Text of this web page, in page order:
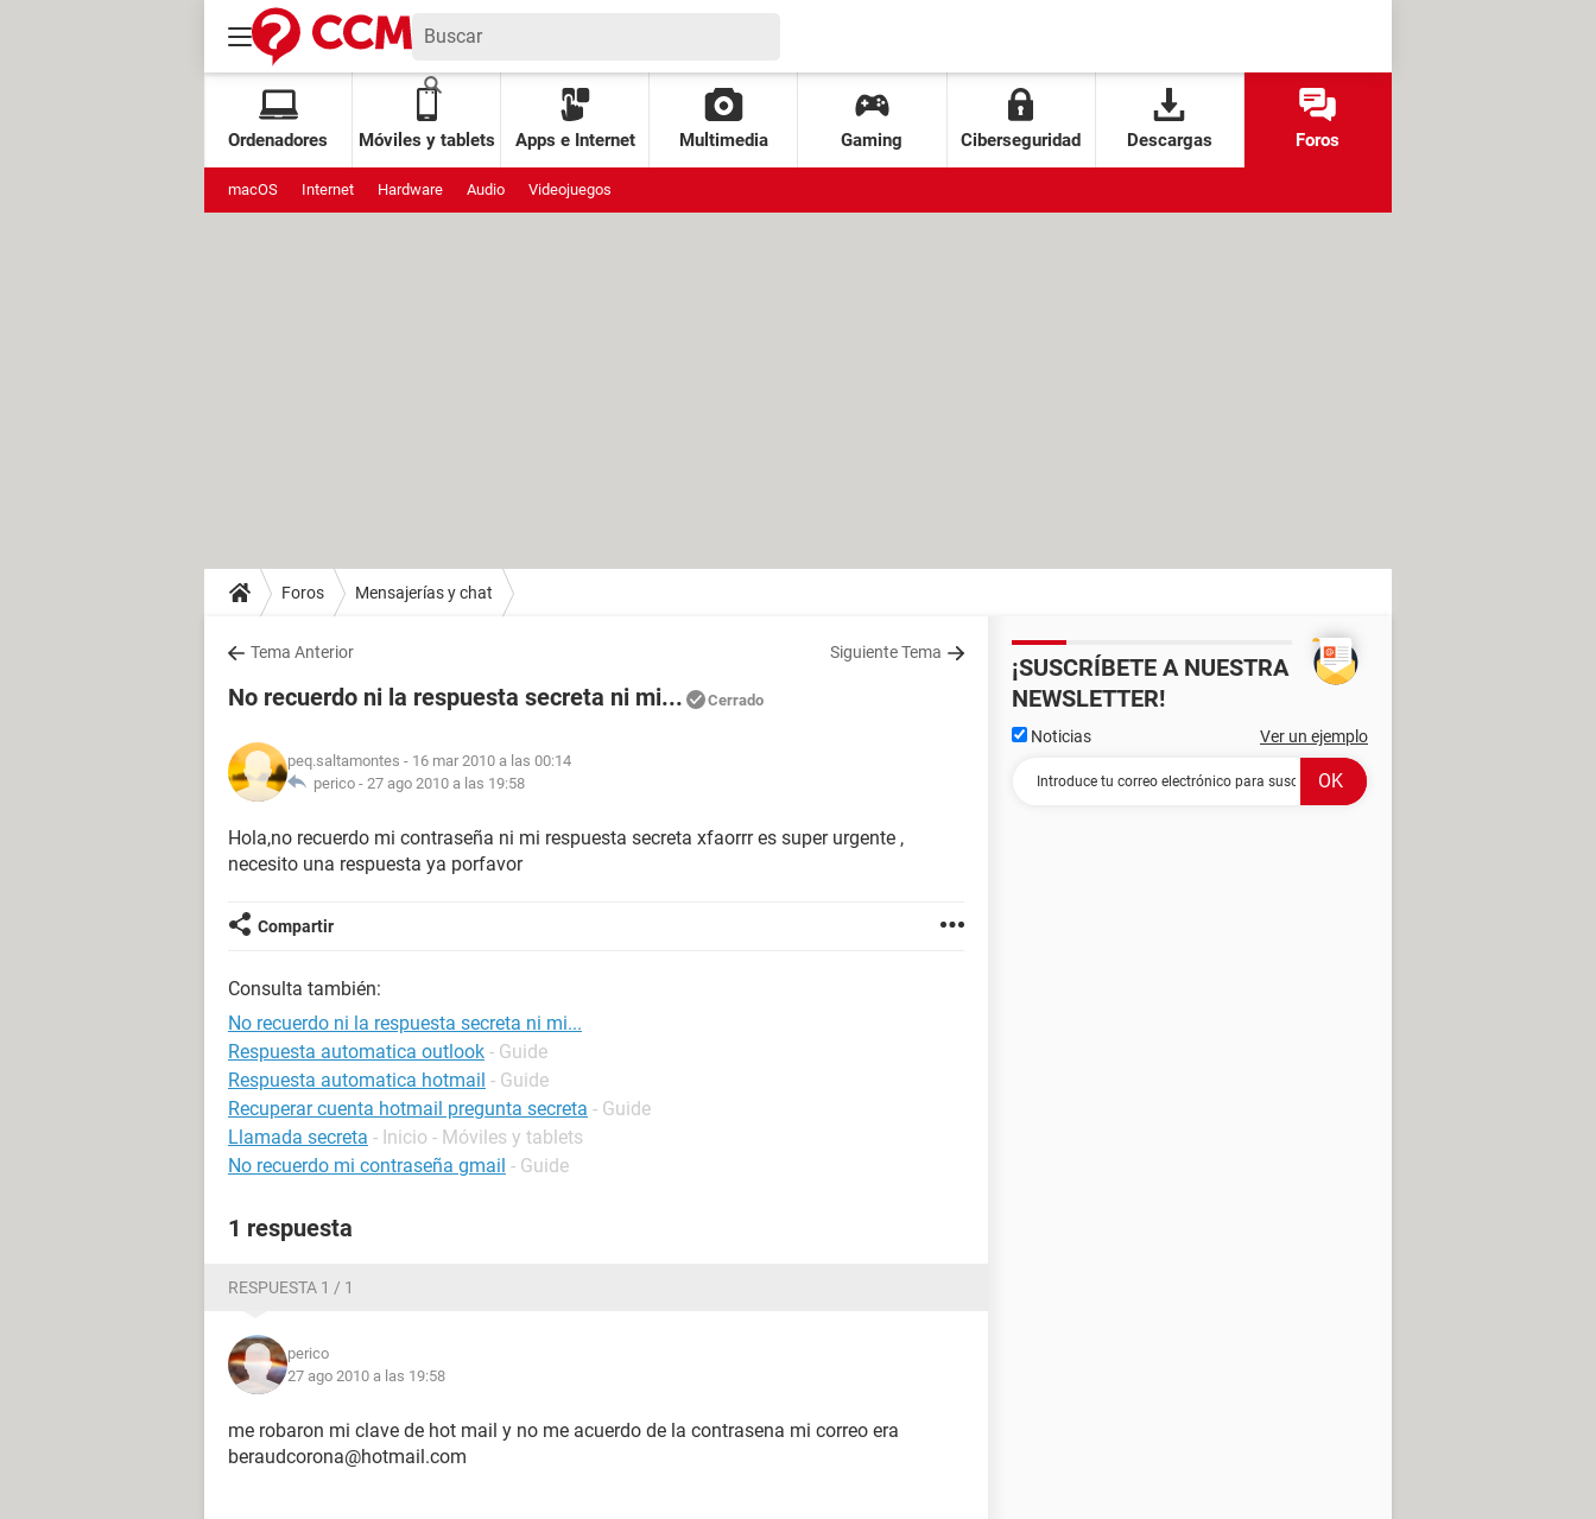
Ordenadores Móviles y tablets Apps e Internet Multimedia Gaming Ciberseguridad Descargas Foros
macOS Internet Hardware Audio Videojuegos
Foros Mensajerías y chat
Tema Anterior Siguiente Tema
No recuerdo ni la respuesta secreta ni mi... Cerrado
peq.saltamontes - 16 mar 2010 a las 00:14
perico - 27 ago 2010 a las 19:58
Hola,no recuerdo mi contraseña ni mi respuesta secreta xfaorrr es super urgente ,
necesito una respuesta ya porfavor
Compartir
Consulta también:
No recuerdo ni la respuesta secreta ni mi...
Respuesta automatica outlook - Guide
Respuesta automatica hotmail - Guide
Recuperar cuenta hotmail pregunta secreta - Guide
Llamada secreta - Inicio - Móviles y tablets
No recuerdo mi contraseña gmail - Guide
1 respuesta
RESPUESTA 1 / 1
perico
27 ago 2010 a las 19:58
me robaron mi clave de hot mail y no me acuerdo de la contrasena mi correo era
beraudcorona@hotmail.com
¡SUSCRÍBETE A NUESTRA
NEWSLETTER!
Noticias Ver un ejemplo